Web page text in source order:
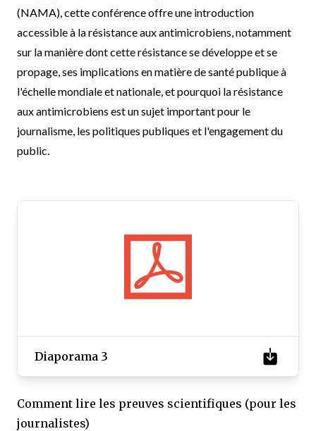
(NAMA), cette conférence offre une introduction
accessible à la résistance aux antimicrobiens, notamment
sur la manière dont cette résistance se développe et se
propage, ses implications en matière de santé publique à
l'échelle mondiale et nationale, et pourquoi la résistance
aux antimicrobiens est un sujet important pour le
journalisme, les politiques publiques et l'engagement du
public.
Diaporama 3
Comment lire les preuves scientifiques (pour les
journalistes)